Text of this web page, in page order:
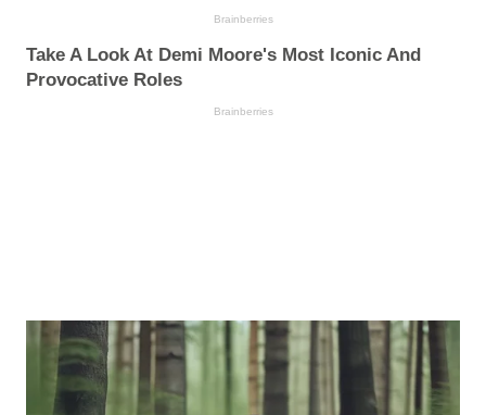
Brainberries
Take A Look At Demi Moore's Most Iconic And
Provocative Roles
Brainberries